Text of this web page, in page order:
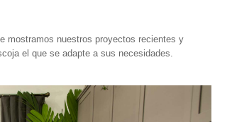
mostramos nuestros proyectos recientes y
el que se adapte a sus necesidades.